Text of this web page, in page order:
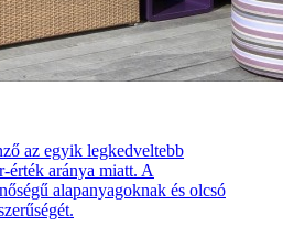
az egyik legkedveltebb
érték aránya miatt. A
alapanyagoknak és olcsó